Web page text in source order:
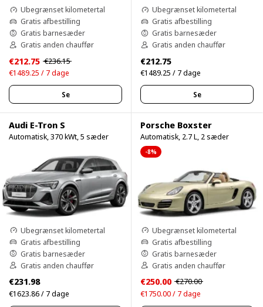
Ubegrænset kilometertal
Gratis afbestilling
Gratis barnesæder
Gratis anden chauffør
€212.75 €236.15
€1489.25 / 7 dage
Se
Ubegrænset kilometertal
Gratis afbestilling
Gratis barnesæder
Gratis anden chauffør
€212.75
€1489.25 / 7 dage
Se
Audi E-Tron S
Automatisk, 370 kWt, 5 sæder
Ubegrænset kilometertal
Gratis afbestilling
Gratis barnesæder
Gratis anden chauffør
€231.98
€1623.86 / 7 dage
Porsche Boxster
Automatisk, 2.7 L, 2 sæder
-8%
Ubegrænset kilometertal
Gratis afbestilling
Gratis barnesæder
Gratis anden chauffør
€250.00 €270.00
€1750.00 / 7 dage